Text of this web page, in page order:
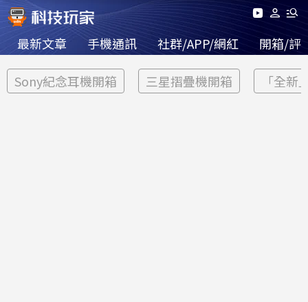
最新文章 手機通訊 社群/APP/網紅 開箱/評
Sony紀念耳機開箱 三星摺疊機開箱 「全新